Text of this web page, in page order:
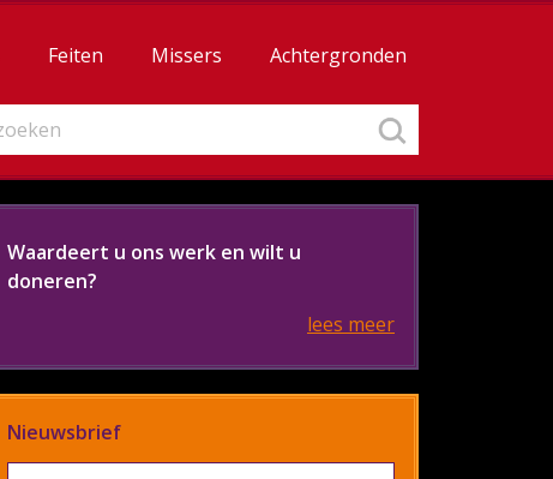
Feiten Missers Achtergronden
Waardeert u ons werk en wilt u
doneren?
lees meer
Nieuwsbrief